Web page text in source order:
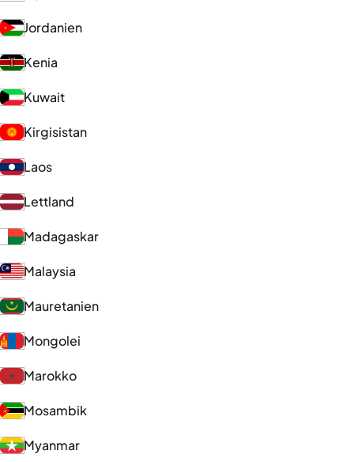
Jordanien
Kenia
Kuwait
Kirgisistan
Laos
Lettland
Madagaskar
Malaysia
Mauretanien
Mongolei
Marokko
Mosambik
Myanmar